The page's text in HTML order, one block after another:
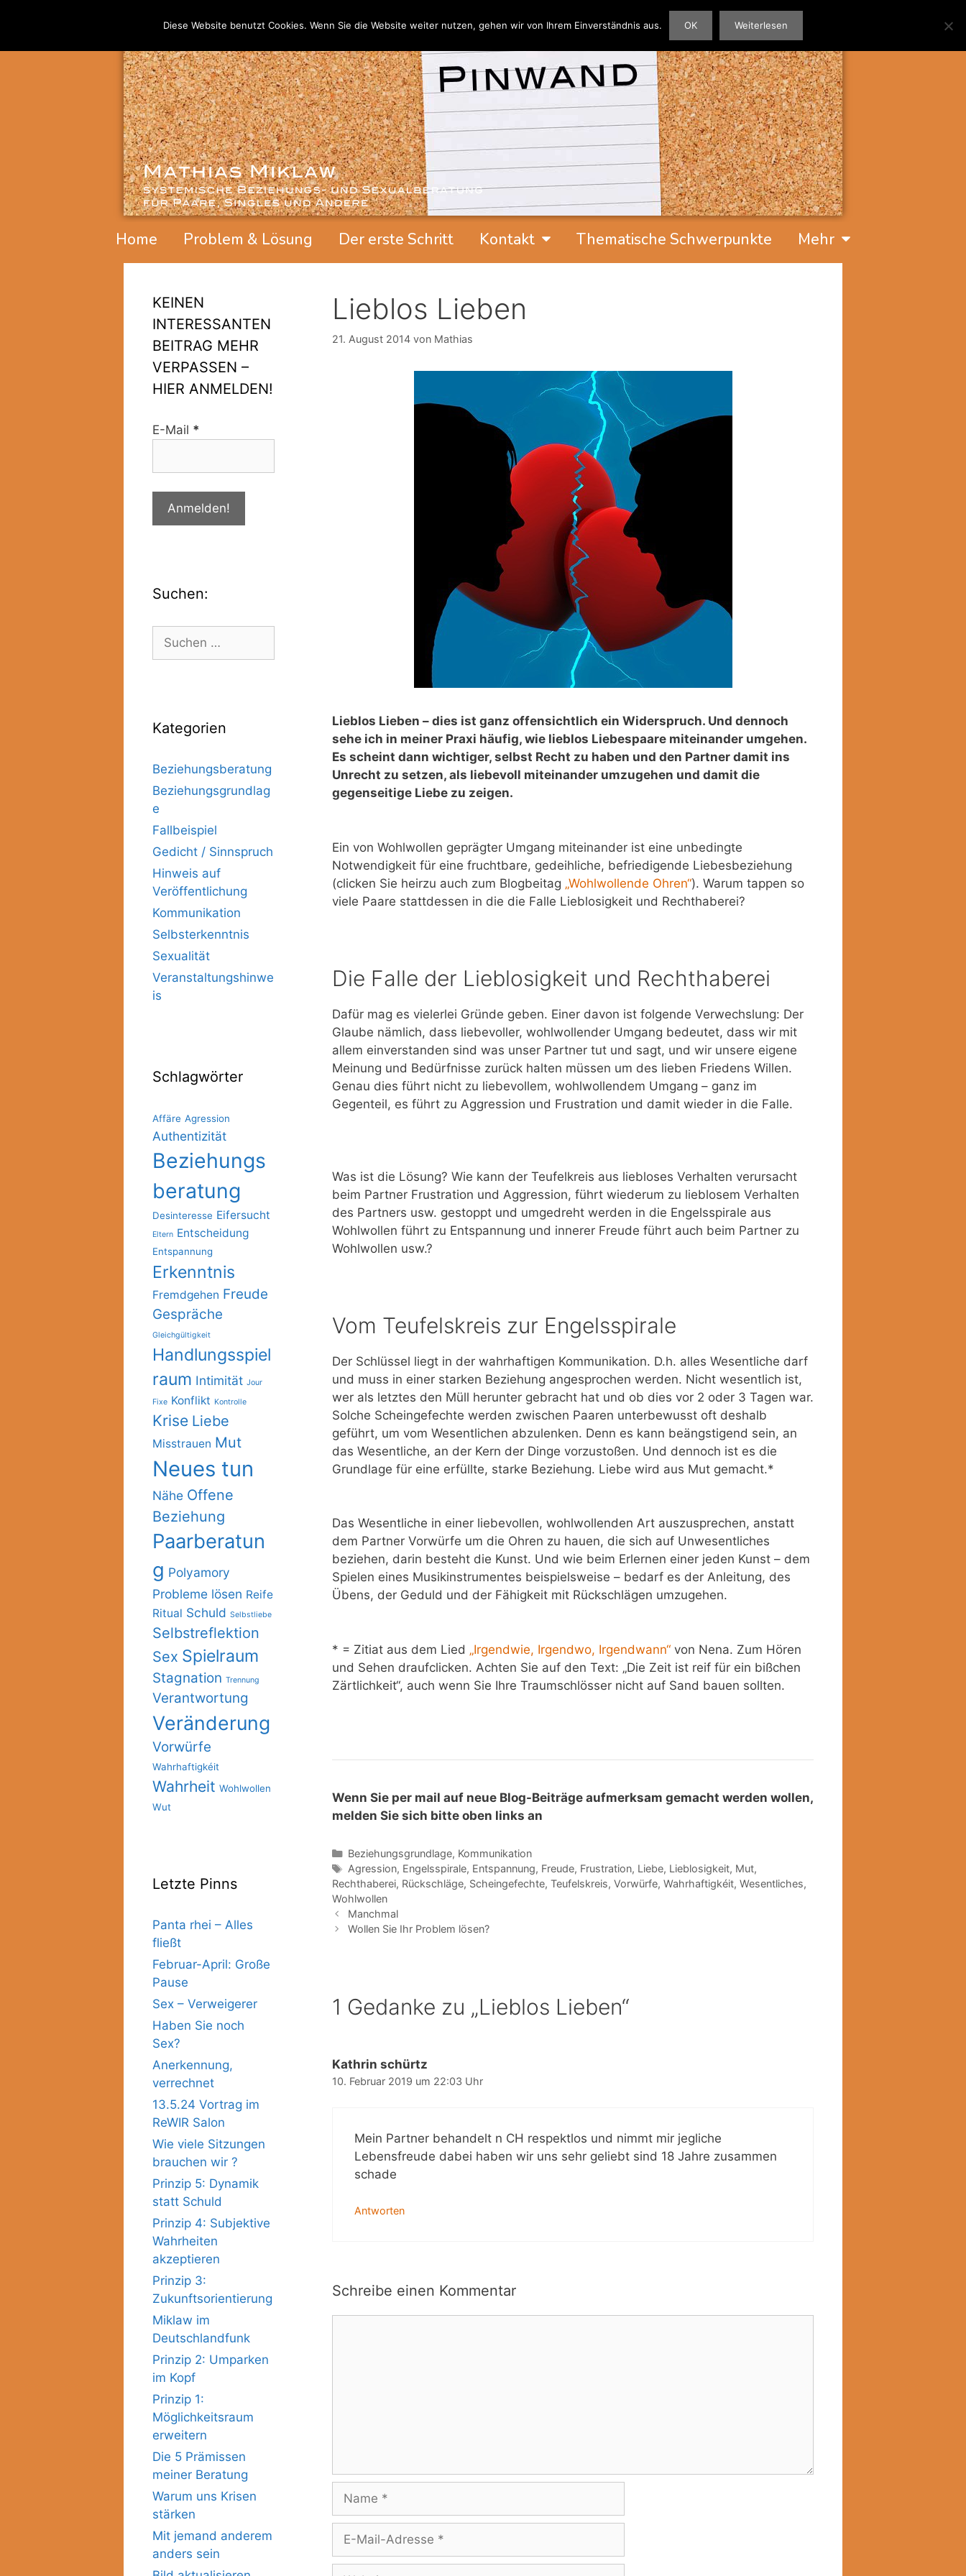
Home Problem & Lösung Der erste Schritt Kontakt Thematische Schwerpunkte Mehr
Lieblos Lieben
21. August 2014 von Mathias
Lieblos Lieben – dies ist ganz offensichtlich ein Widerspruch. Und dennoch
sehe ich in meiner Praxi häufig, wie lieblos Liebespaare miteinander umgehen.
Es scheint dann wichtiger, selbst Recht zu haben und den Partner damit ins
Unrecht zu setzen, als liebevoll miteinander umzugehen und damit die
gegenseitige Liebe zu zeigen.
Ein von Wohlwollen geprägter Umgang miteinander ist eine unbedingte
Notwendigkeit für eine fruchtbare, gedeihliche, befriedigende Liebesbeziehung
(clicken Sie heirzu auch zum Blogbeitag „Wohlwollende Ohren“). Warum tappen so
viele Paare stattdessen in die die Falle Lieblosigkeit und Rechthaberei?
Die Falle der Lieblosigkeit und Rechthaberei
Dafür mag es vielerlei Gründe geben. Einer davon ist folgende Verwechslung: Der
Glaube nämlich, dass liebevoller, wohlwollender Umgang bedeutet, dass wir mit
allem einverstanden sind was unser Partner tut und sagt, und wir unsere eigene
Meinung und Bedürfnisse zurück halten müssen um des lieben Friedens Willen.
Genau dies führt nicht zu liebevollem, wohlwollendem Umgang – ganz im
Gegenteil, es führt zu Aggression und Frustration und damit wieder in die Falle.
Was ist die Lösung? Wie kann der Teufelkreis aus liebloses Verhalten verursacht
beim Partner Frustration und Aggression, führt wiederum zu lieblosem Verhalten
des Partners usw. gestoppt und umgedreht werden in die Engelsspirale aus
Wohlwollen führt zu Entspannung und innerer Freude führt auch beim Partner zu
Wohlwollen usw.?
Vom Teufelskreis zur Engelsspirale
Der Schlüssel liegt in der wahrhaftigen Kommunikation. D.h. alles Wesentliche darf
und muss in einer starken Beziehung angesprochen werden. Nicht wesentlich ist,
wer als letztes den Müll herunter gebracht hat und ob dies vor 2 oder 3 Tagen war.
Solche Scheingefechte werden zwischen Paaren unterbewusst oft deshalb
geführt, um vom Wesentlichen abzulenken. Denn es kann beängstigend sein, an
das Wesentliche, an der Kern der Dinge vorzustoßen. Und dennoch ist es die
Grundlage für eine erfüllte, starke Beziehung. Liebe wird aus Mut gemacht.*
Das Wesentliche in einer liebevollen, wohlwollenden Art auszusprechen, anstatt
dem Partner Vorwürfe um die Ohren zu hauen, die sich auf Unwesentliches
beziehen, darin besteht die Kunst. Und wie beim Erlernen einer jeden Kunst – dem
Spielen eines Musikinstrumentes beispielsweise – bedarf es der Anleitung, des
Übens, der Geduld und der Fähigkeit mit Rückschlägen umzugehen.
* = Zitiat aus dem Lied „Irgendwie, Irgendwo, Irgendwann“ von Nena. Zum Hören
und Sehen draufclicken. Achten Sie auf den Text: „Die Zeit ist reif für ein bißchen
Zärtlichkeit“, auch wenn Sie Ihre Traumschlösser nicht auf Sand bauen sollten.
Wenn Sie per mail auf neue Blog-Beiträge aufmerksam gemacht werden wollen,
melden Sie sich bitte oben links an
Beziehungsgrundlage, Kommunikation
Agression, Engelsspirale, Entspannung, Freude, Frustration, Liebe, Lieblosigkeit, Mut,
Rechthaberei, Rückschläge, Scheingefechte, Teufelskreis, Vorwürfe, Wahrhaftigkéit, Wesentliches,
Wohlwollen
Manchmal
Wollen Sie Ihr Problem lösen?
1 Gedanke zu „Lieblos Lieben“
Kathrin schürtz
10. Februar 2019 um 22:03 Uhr
Mein Partner behandelt n CH respektlos und nimmt mir jegliche
Lebensfreude dabei haben wir uns sehr geliebt sind 18 Jahre zusammen
schade
Antworten
Schreibe einen Kommentar
KEINEN
INTERESSANTEN
BEITRAG MEHR
VERPASSEN –
HIER ANMELDEN!
E-Mail *
Suchen:
Kategorien
Beziehungsberatung
Beziehungsgrundlag
e
Fallbeispiel
Gedicht / Sinnspruch
Hinweis auf
Veröffentlichung
Kommunikation
Selbsterkenntnis
Sexualität
Veranstaltungshinwe
is
Schlagwörter
Affäre Agression
Authentizität
Beziehungs
beratung
Desinteresse Eifersucht
Eltern Entscheidung
Entspannung
Erkenntnis
Fremdgehen Freude
Gespräche
Gleichgültigkeit
Handlungsspiel
raum Intimität Jour
Fixe Konflikt Kontrolle
Krise Liebe
Misstrauen Mut
Neues tun
Nähe Offene
Beziehung
Paarberatun
g Polyamory
Probleme lösen Reife
Ritual Schuld Selbstliebe
Selbstreflektion
Sex Spielraum
Stagnation Trennung
Verantwortung
Veränderung
Vorwürfe
Wahrhaftigkéit
Wahrheit Wohlwollen
Wut
Letzte Pinns
Panta rhei – Alles
fließt
Februar-April: Große
Pause
Sex – Verweigerer
Haben Sie noch
Sex?
Anerkennung,
verrechnet
13.5.24 Vortrag im
ReWIR Salon
Wie viele Sitzungen
brauchen wir ?
Prinzip 5: Dynamik
statt Schuld
Prinzip 4: Subjektive
Wahrheiten
akzeptieren
Prinzip 3:
Zukunftsorientierung
Miklaw im
Deutschlandfunk
Prinzip 2: Umparken
im Kopf
Prinzip 1:
Möglichkeitsraum
erweitern
Die 5 Prämissen
meiner Beratung
Warum uns Krisen
stärken
Mit jemand anderem
anders sein
Diese Website benutzt Cookies. Wenn Sie die Website weiter nutzen, gehen wir von Ihrem Einverständnis aus. OK Weiterlesen